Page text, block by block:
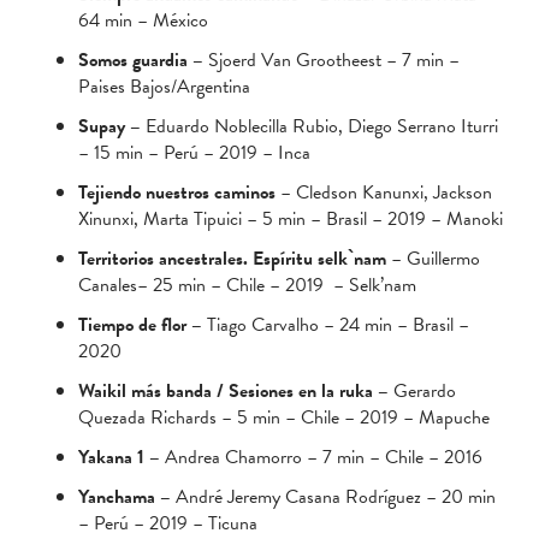
64 min – México
Somos guardia – Sjoerd Van Grootheest – 7 min –
Paises Bajos/Argentina
Supay – Eduardo Noblecilla Rubio, Diego Serrano Iturri
– 15 min – Perú – 2019 – Inca
Tejiendo nuestros caminos – Cledson Kanunxi, Jackson
Xinunxi, Marta Tipuici – 5 min – Brasil – 2019 – Manoki
Territorios ancestrales. Espíritu selk`nam – Guillermo
Canales– 25 min – Chile – 2019 – Selk’nam
Tiempo de flor – Tiago Carvalho – 24 min – Brasil –
2020
Waikil más banda / Sesiones en la ruka – Gerardo
Quezada Richards – 5 min – Chile – 2019 – Mapuche
Yakana 1 – Andrea Chamorro – 7 min – Chile – 2016
Yanchama – André Jeremy Casana Rodríguez – 20 min
– Perú – 2019 – Ticuna